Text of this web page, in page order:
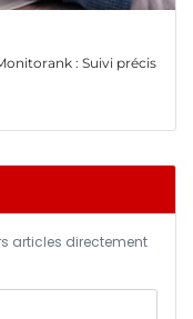
: Suivi précis
articles directement